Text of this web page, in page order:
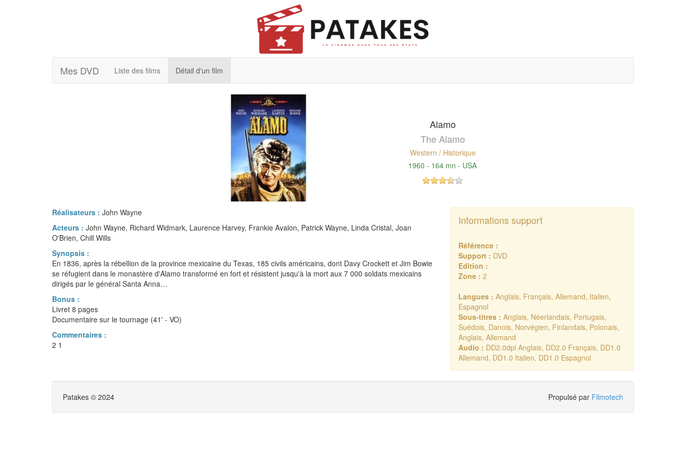
Mes DVD Liste des films Détail d'un film
Alamo
The Alamo
Western / Historique
1960 - 164 mn - USA
Réalisateurs : John Wayne
Acteurs : John Wayne, Richard Widmark, Laurence Harvey, Frankie Avalon, Patrick Wayne, Linda Cristal, Joan
O'Brien, Chill Wills
Synopsis :
En 1836, après la rébellion de la province mexicaine du Texas, 185 civils américains, dont Davy Crockett et Jim Bowie
se réfugient dans le monastère d'Alamo transformé en fort et résistent jusqu'à la mort aux 7 000 soldats mexicains
dirigés par le général Santa Anna…
Bonus :
Livret 8 pages
Documentaire sur le tournage (41' - VO)
Commentaires :
2 1
Informations support
Référence :
Support : DVD
Edition :
Zone : 2
Langues : Anglais, Français, Allemand, Italien,
Espagnol
Sous-titres : Anglais, Néerlandais, Portugais,
Suédois, Danois, Norvégien, Finlandais, Polonais,
Anglais, Allemand
Audio : DD2.0dpl Anglais, DD2.0 Français, DD1.0
Allemand, DD1.0 Italien, DD1.0 Espagnol
Patakes © 2024 Propulsé par Filmotech